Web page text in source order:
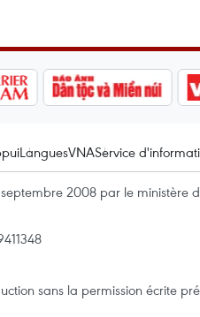
LanguesVNAService
septembre 2008 par le ministère
sans la permission écrite